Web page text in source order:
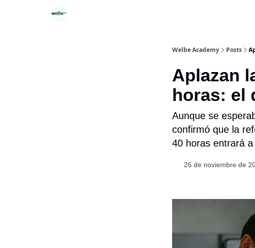
Welbe Academy Posts
Aplazan
horas: el
Aunque se
confirmó que la
40 horas entrará
26 de noviembre de